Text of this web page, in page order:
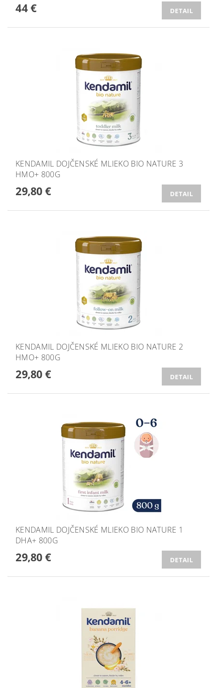
44 € DETAIL
KENDAMIL DOJČENSKÉ MLIEKO BIO NATURE 3
HMO+ 800G
29,80 € DETAIL
KENDAMIL DOJČENSKÉ MLIEKO BIO NATURE 2
HMO+ 800G
29,80 € DETAIL
KENDAMIL DOJČENSKÉ MLIEKO BIO NATURE 1
DHA+ 800G
29,80 € DETAIL